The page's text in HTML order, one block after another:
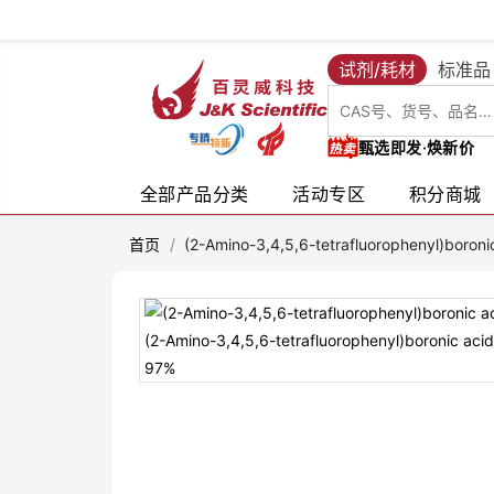
试剂/耗材 标准品
甄选即发·焕新价
全部产品分类 活动专区 积分商城
首页 / (2-Amino-3,4,5,6-